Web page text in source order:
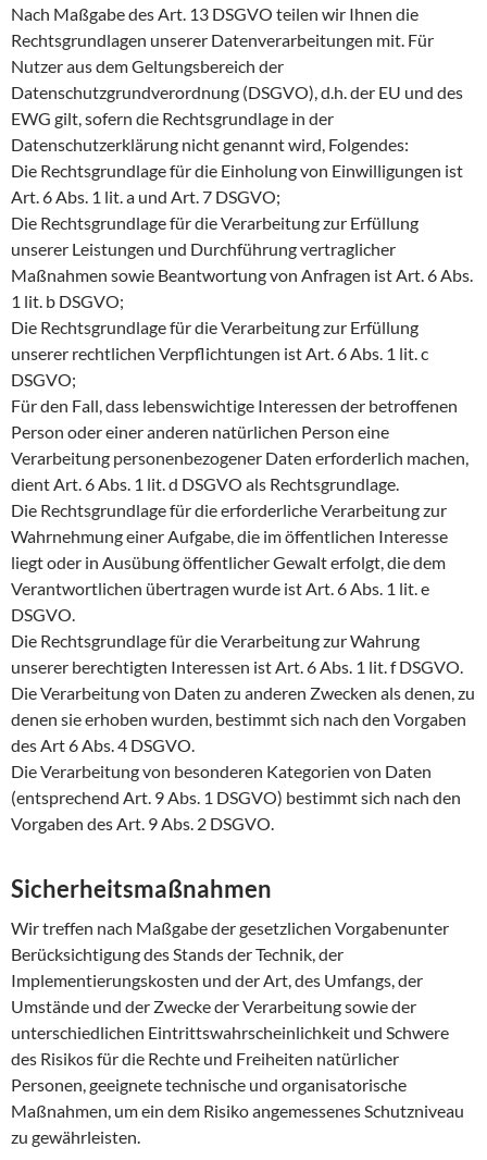
Nach Maßgabe des Art. 13 DSGVO teilen wir Ihnen die
Rechtsgrundlagen unserer Datenverarbeitungen mit. Für
Nutzer aus dem Geltungsbereich der
Datenschutzgrundverordnung (DSGVO), d.h. der EU und des
EWG gilt, sofern die Rechtsgrundlage in der
Datenschutzerklärung nicht genannt wird, Folgendes:
Die Rechtsgrundlage für die Einholung von Einwilligungen ist
Art. 6 Abs. 1 lit. a und Art. 7 DSGVO;
Die Rechtsgrundlage für die Verarbeitung zur Erfüllung
unserer Leistungen und Durchführung vertraglicher
Maßnahmen sowie Beantwortung von Anfragen ist Art. 6 Abs.
1 lit. b DSGVO;
Die Rechtsgrundlage für die Verarbeitung zur Erfüllung
unserer rechtlichen Verpflichtungen ist Art. 6 Abs. 1 lit. c
DSGVO;
Für den Fall, dass lebenswichtige Interessen der betroffenen
Person oder einer anderen natürlichen Person eine
Verarbeitung personenbezogener Daten erforderlich machen,
dient Art. 6 Abs. 1 lit. d DSGVO als Rechtsgrundlage.
Die Rechtsgrundlage für die erforderliche Verarbeitung zur
Wahrnehmung einer Aufgabe, die im öffentlichen Interesse
liegt oder in Ausübung öffentlicher Gewalt erfolgt, die dem
Verantwortlichen übertragen wurde ist Art. 6 Abs. 1 lit. e
DSGVO.
Die Rechtsgrundlage für die Verarbeitung zur Wahrung
unserer berechtigten Interessen ist Art. 6 Abs. 1 lit. f DSGVO.
Die Verarbeitung von Daten zu anderen Zwecken als denen, zu
denen sie erhoben wurden, bestimmt sich nach den Vorgaben
des Art 6 Abs. 4 DSGVO.
Die Verarbeitung von besonderen Kategorien von Daten
(entsprechend Art. 9 Abs. 1 DSGVO) bestimmt sich nach den
Vorgaben des Art. 9 Abs. 2 DSGVO.
Sicherheitsmaßnahmen
Wir treffen nach Maßgabe der gesetzlichen Vorgabenunter
Berücksichtigung des Stands der Technik, der
Implementierungskosten und der Art, des Umfangs, der
Umstände und der Zwecke der Verarbeitung sowie der
unterschiedlichen Eintrittswahrscheinlichkeit und Schwere
des Risikos für die Rechte und Freiheiten natürlicher
Personen, geeignete technische und organisatorische
Maßnahmen, um ein dem Risiko angemessenes Schutzniveau
zu gewährleisten.